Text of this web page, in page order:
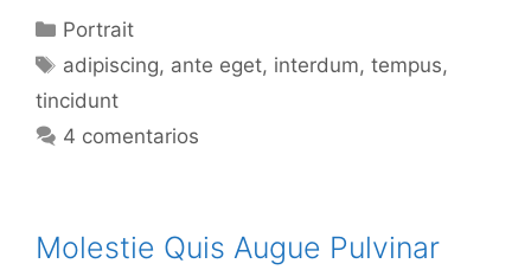
Categorías
Portrait
Etiquetas
adipiscing, ante eget, interdum,tempus,
tincidunt
4 comentarios
Molestie Quis Augue Pulvinar